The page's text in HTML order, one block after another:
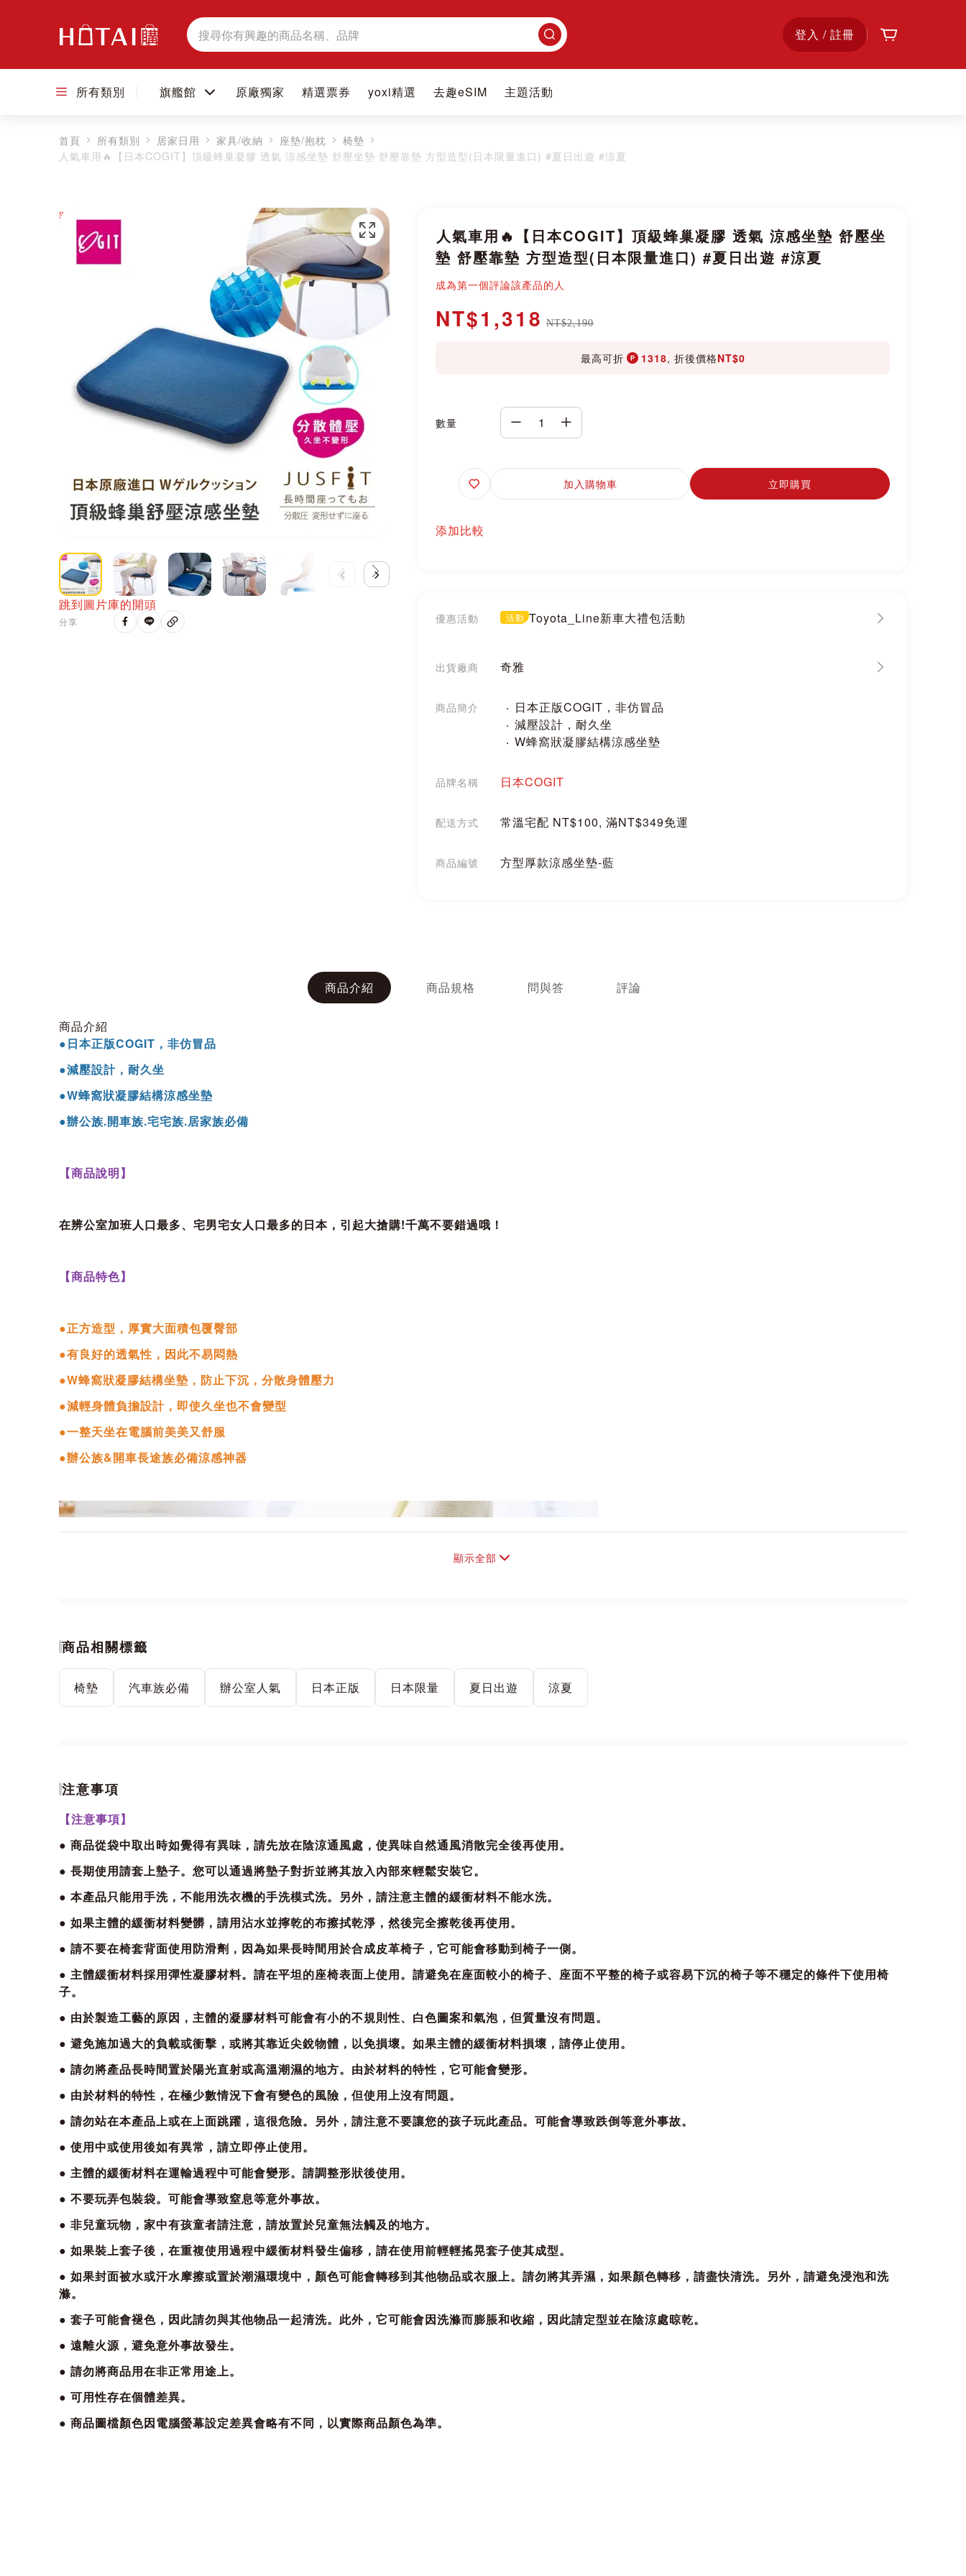
登入 / 註冊
搜
尋
搜
尋
所有類別 旗艦館 原廠獨家 精選票券 yoxi精選 去趣eSIM 主題活動
首頁 所有類別 居家日用 家具/收納 座墊/抱枕
椅墊
人氣車用🔥【日本COGIT】頂級蜂巢凝膠 透氣 涼感坐墊 舒壓坐墊 舒壓靠墊 方型造型(日本限量進口) #夏日出遊 #涼夏
跳到圖片庫的末尾
跳到圖片庫的開頭
分享
人氣車用🔥【日本COGIT】頂級蜂巢凝膠 透氣 涼感坐墊 舒壓坐
墊 舒壓靠墊 方型造型(日本限量進口) #夏日出遊 #涼夏
成為第一個評論該產品的人
NT$1,318 NT$2,190
最高可折 1318, 折後價格NT$0
數量
加入購物車 立即購買
追
蹤
添加比較
優惠活動 活動 Toyota_Line新車大禮包活動
出貨廠商 奇雅
商品簡介
日本正版COGIT，非仿冒品
減壓設計，耐久坐
W蜂窩狀凝膠結構涼感坐墊
品牌名稱 日本COGIT
配送方式 常溫宅配 NT$100, 滿NT$349免運
商品編號 方型厚款涼感坐墊-藍
商品介紹 商品規格 問與答 評論
商品介紹
●日本正版COGIT，非仿冒品
●減壓設計，耐久坐
●W蜂窩狀凝膠結構涼感坐墊
●辦公族.開車族.宅宅族.居家族必備
【商品說明】
在辨公室加班人口最多、宅男宅女人口最多的日本，引起大搶購!千萬不要錯過哦！
【商品特色】
●正方造型，厚實大面積包覆臀部
●有良好的透氣性，因此不易悶熱
●W蜂窩狀凝膠結構坐墊，防止下沉，分散身體壓力
●減輕身體負擔設計，即使久坐也不會變型
●一整天坐在電腦前美美又舒服
●辦公族&開車長途族必備涼感神器
顯示全部
商品相關標籤
椅墊 汽車族必備 辦公室人氣 日本正版 日本限量 夏日出遊 涼夏
注意事項
【注意事項】
● 商品從袋中取出時如覺得有異味，請先放在陰涼通風處，使異味自然通風消散完全後再使用。
● 長期使用請套上墊子。您可以通過將墊子對折並將其放入內部來輕鬆安裝它。
● 本產品只能用手洗，不能用洗衣機的手洗模式洗。另外，請注意主體的緩衝材料不能水洗。
● 如果主體的緩衝材料變髒，請用沾水並擰乾的布擦拭乾淨，然後完全擦乾後再使用。
● 請不要在椅套背面使用防滑劑，因為如果長時間用於合成皮革椅子，它可能會移動到椅子一側。
● 主體緩衝材料採用彈性凝膠材料。請在平坦的座椅表面上使用。請避免在座面較小的椅子、座面不平整的椅子或容易下沉的椅子等不穩定的條件下使用椅
子。
● 由於製造工藝的原因，主體的凝膠材料可能會有小的不規則性、白色圖案和氣泡，但質量沒有問題。
● 避免施加過大的負載或衝擊，或將其靠近尖銳物體，以免損壞。如果主體的緩衝材料損壞，請停止使用。
● 請勿將產品長時間置於陽光直射或高溫潮濕的地方。由於材料的特性，它可能會變形。
● 由於材料的特性，在極少數情況下會有變色的風險，但使用上沒有問題。
● 請勿站在本產品上或在上面跳躍，這很危險。另外，請注意不要讓您的孩子玩此產品。可能會導致跌倒等意外事故。
● 使用中或使用後如有異常，請立即停止使用。
● 主體的緩衝材料在運輸過程中可能會變形。請調整形狀後使用。
● 不要玩弄包裝袋。可能會導致窒息等意外事故。
● 非兒童玩物，家中有孩童者請注意，請放置於兒童無法觸及的地方。
● 如果裝上套子後，在重複使用過程中緩衝材料發生偏移，請在使用前輕輕搖晃套子使其成型。
● 如果封面被水或汗水摩擦或置於潮濕環境中，顏色可能會轉移到其他物品或衣服上。請勿將其弄濕，如果顏色轉移，請盡快清洗。另外，請避免浸泡和洗
滌。
● 套子可能會褪色，因此請勿與其他物品一起清洗。此外，它可能會因洗滌而膨脹和收縮，因此請定型並在陰涼處晾乾。
● 遠離火源，避免意外事故發生。
● 請勿將商品用在非正常用途上。
● 可用性存在個體差異。
● 商品圖檔顏色因電腦螢幕設定差異會略有不同，以實際商品顏色為準。